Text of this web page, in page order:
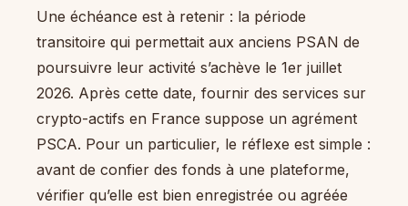
Une échéance est à retenir : la période
transitoire qui permettait aux anciens PSAN de
poursuivre leur activité s’achève le 1er juillet
2026. Après cette date, fournir des services sur
crypto-actifs en France suppose un agrément
PSCA. Pour un particulier, le réflexe est simple :
avant de confier des fonds à une plateforme,
vérifier qu’elle est bien enregistrée ou agréée